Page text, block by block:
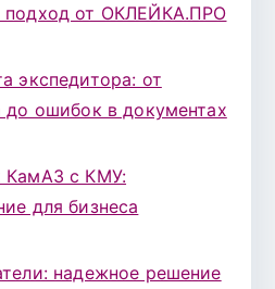
подход от ОКЛЕЙКА.ПРО
экспедитора: от
до ошибок в документах
КамАЗ с КМУ:
для бизнеса
надежное решение